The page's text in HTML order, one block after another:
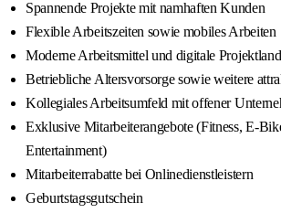
Spannende Projekte mit namhaften Kunden
Flexible Arbeitszeiten sowie mobiles Arbeiten
Moderne Arbeitsmittel und digitale
Betriebliche Altersvorsorge sowie weitere
Kollegiales Arbeitsumfeld mit offener
Exklusive Mitarbeiterangebote (Fitness, E-
Entertainment)
Mitarbeiterrabatte bei Onlinedienstleistern
Geburtstagsgutschein